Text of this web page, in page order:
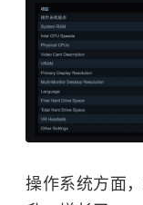
操作系统方面